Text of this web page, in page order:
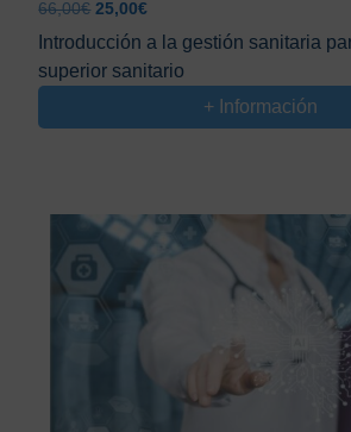
66,00€ El
precio
original
era:
25,00€El
precio
actual
es:
Introducción a la gestión sanitaria
superior sanitario
+ Información